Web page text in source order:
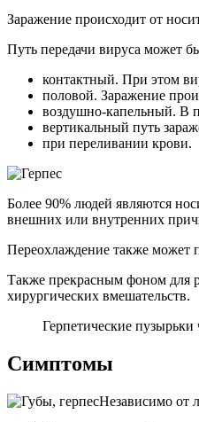
Заражение происходит от
Путь передачи вируса может
контактный. При этом
половой. Заражение
воздушно-капельный. В
вертикальный путь
при переливании крови.
Более 90% людей являются
внешних или внутренних
Переохлаждение также может
Также прекрасным фоном для
хирургических вмешательств.
Герпетические
Симптомы
Независимо от